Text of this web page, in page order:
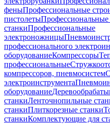
феныПрофессиональные
пистолеты
станкиПрофессиональные
электроножницы
профессионального
оборудованиеКомпрессоры
профессиональные
компрессоров, пневмосистем
электроинструмента
оборудование
станкиЛенточнопильные
станкиПлиткорезные станки
станкиКомплектующие для